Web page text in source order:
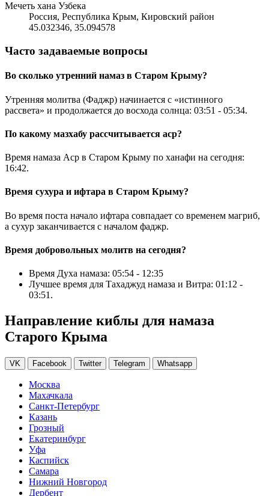
Мечеть хана Узбека
Россия, Республика Крым, Кировский район
45.032346, 35.094578
Часто задаваемые вопросы
Во сколько утренний намаз в Старом Крыму?
Утренняя молитва (Фаджр) начинается с «истинного
рассвета» и продолжается до восхода солнца: 03:51 - 05:34.
По какому мазхабу рассчитывается аср?
Время намаза Аср в Старом Крыму по ханафи на сегодня:
16:42.
Время сухура и ифтара в Старом Крыму?
Во время поста начало ифтара совпадает со временем магриб,
а сухур заканчивается с началом фаджр.
Время добровольных молитв на сегодня?
Время Духа намаза: 05:54 - 12:35
Лучшее время для Тахаджуд намаза и Витра: 01:12 -
03:51 .
Направление киблы для намаза
Старого Крыма
VK Facebook Twitter Telegram Whatsapp
Москва
Махачкала
Санкт-Петербург
Казань
Грозный
Екатеринбург
Уфа
Каспийск
Самара
Нижний Новгород
Дербент